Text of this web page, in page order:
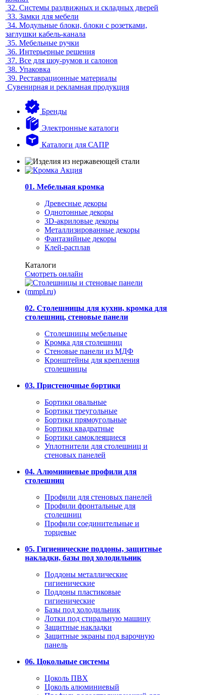
32. Системы раздвижных и складных дверей
33. Замки для мебели
34. Модульные блоки, блоки с розетками,
заглушки кабель-канала
35. Мебельные ручки
36. Интерьерные решения
37. Все для шоу-румов и салонов
38. Упаковка
39. Реставрационные материалы
Сувенирная и рекламная продукция
Бренды
Электронные каталоги
Каталоги для САПР
01. Мебельная кромка
Древесные декоры
Однотонные декоры
3D-акриловые декоры
Металлизированные декоры
Фантазийные декоры
Клей-расплав
Каталоги
Смотреть онлайн
02. Столешницы для кухни, кромка для
столешниц, стеновые панели
Столешницы мебельные
Кромка для столешниц
Стеновые панели из МДФ
Кронштейны для крепления
столешницы
03. Пристеночные бортики
Бортики овальные
Бортики треугольные
Бортики прямоугольные
Бортики квадратные
Бортики самоклеящиеся
Уплотнители для столешниц и
стеновых панелей
04. Алюминиевые профили для
столешниц
Профили для стеновых панелей
Профили фронтальные для
столешниц
Профили соединительные и
торцевые
05. Гигиенические поддоны, защитные
накладки, базы под холодильник
Поддоны металлические
гигиенические
Поддоны пластиковые
гигиенические
Базы под холодильник
Лотки под стиральную машину
Защитные накладки
Защитные экраны под варочную
панель
06. Цокольные системы
Цоколь ПВХ
Цоколь алюминиевый